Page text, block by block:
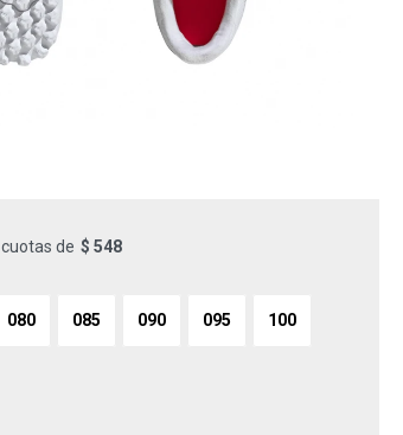
cuotas de $ 548
080 085 090 095 100